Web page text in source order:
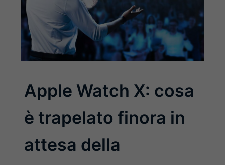
Apple Watch X: cosa
è trapelato finora in
attesa della